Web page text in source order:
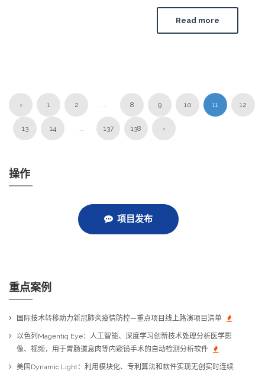
Read more
‹ 1 2 ... 8 9 10 11 12
13 14 ... 137 138 ›
操作
项目发布
重点案例
国际技术转移助力新冠肺炎疫情防控—重点项目线上路演项目清单
以色列Magentiq Eye：人工智能、深度学习创新技术处理分析医学影
像、视频，用于胃肠道息肉等内窥镜手术的自动检测分析软件
美国Dynamic Light：利用模块化、专利算法和软件实现无创实时连续